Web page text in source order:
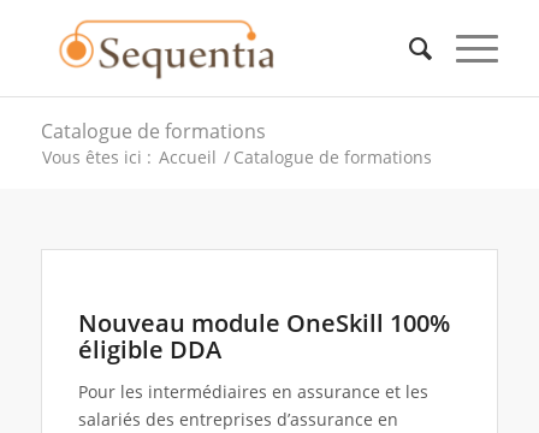
Catalogue de formations
Vous êtes ici : Accueil / Catalogue de formations
Nouveau module OneSkill 100%
éligible DDA
Pour les intermédiaires en assurance et les
salariés des entreprises d’assurance en